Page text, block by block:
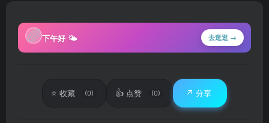
🌈下午好 🌤 去逛逛 →
⭐ 收藏 (0) 👍 点赞 (0) ↗️ 分享